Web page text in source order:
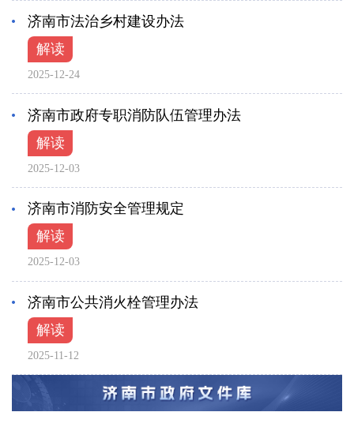
济南市法治乡村建设办法
解读
2025-12-24
济南市政府专职消防队伍管理办法
解读
2025-12-03
济南市消防安全管理规定
解读
2025-12-03
济南市公共消火栓管理办法
解读
2025-11-12